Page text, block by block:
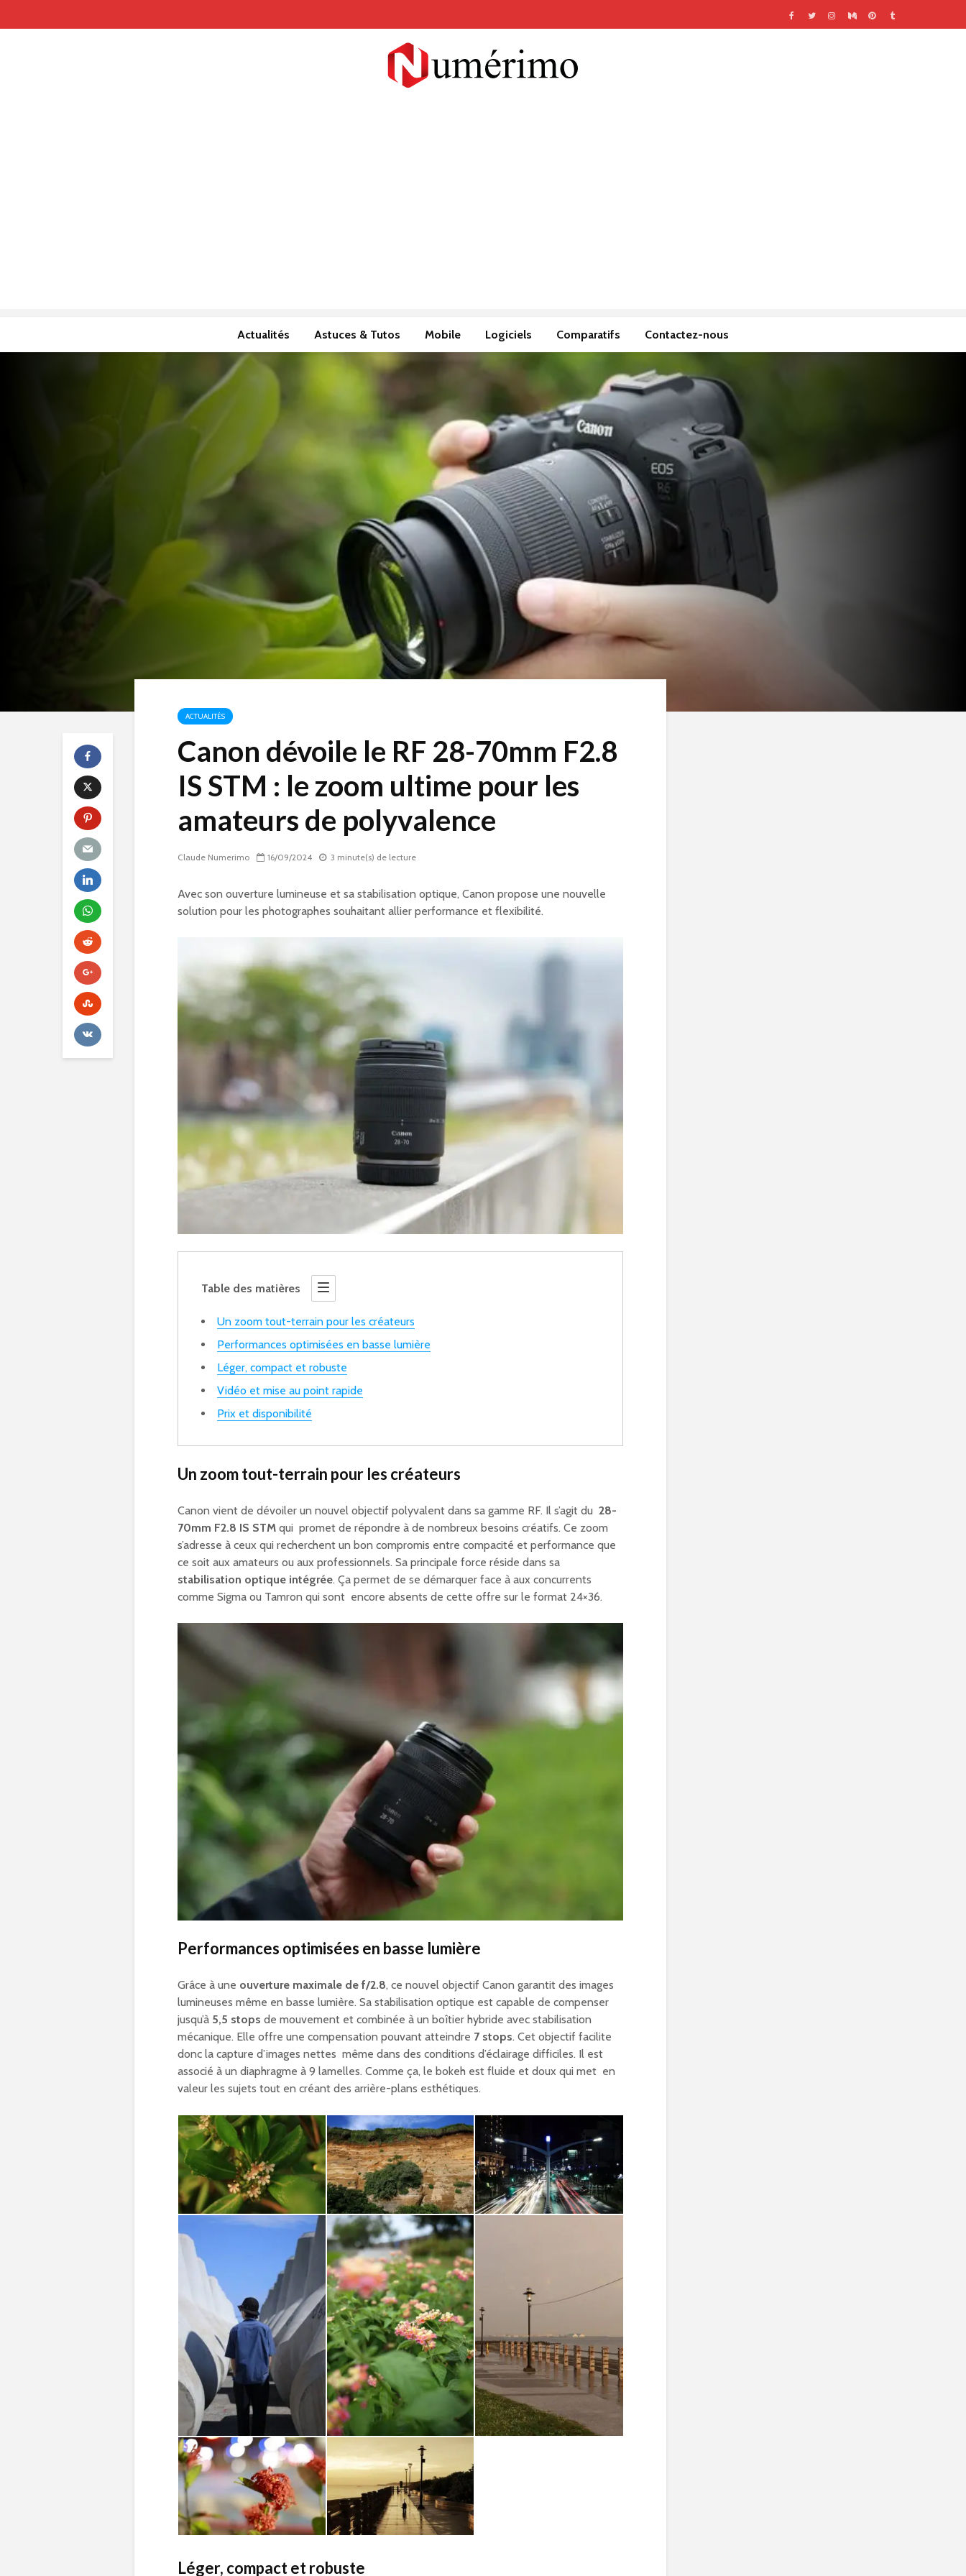
Actualités Astuces & Tutos Mobile Logiciels Comparatifs Contactez-nous
ACTUALITÉS
Canon dévoile le RF 28-70mm F2.8
IS STM : le zoom ultime pour les
amateurs de polyvalence
Claude Numerimo 16/09/2024 3 minute(s) de lecture
Avec son ouverture lumineuse et sa stabilisation optique, Canon propose une nouvelle
solution pour les photographes souhaitant allier performance et flexibilité.
Table des matières
Un zoom tout-terrain pour les créateurs
Performances optimisées en basse lumière
Léger, compact et robuste
Vidéo et mise au point rapide
Prix et disponibilité
Un zoom tout-terrain pour les créateurs
Canon vient de dévoiler un nouvel objectif polyvalent dans sa gamme RF. Il s’agit du 28-
70mm F2.8 IS STM qui promet de répondre à de nombreux besoins créatifs. Ce zoom
s’adresse à ceux qui recherchent un bon compromis entre compacité et performance que
ce soit aux amateurs ou aux professionnels. Sa principale force réside dans sa
stabilisation optique intégrée. Ça permet de se démarquer face à aux concurrents
comme Sigma ou Tamron qui sont encore absents de cette offre sur le format 24×36.
Performances optimisées en basse lumière
Grâce à une ouverture maximale de f/2.8, ce nouvel objectif Canon garantit des images
lumineuses même en basse lumière. Sa stabilisation optique est capable de compenser
jusqu’à 5,5 stops de mouvement et combinée à un boîtier hybride avec stabilisation
mécanique. Elle offre une compensation pouvant atteindre 7 stops. Cet objectif facilite
donc la capture d’images nettes même dans des conditions d’éclairage difficiles. Il est
associé à un diaphragme à 9 lamelles. Comme ça, le bokeh est fluide et doux qui met en
valeur les sujets tout en créant des arrière-plans esthétiques.
Léger, compact et robuste